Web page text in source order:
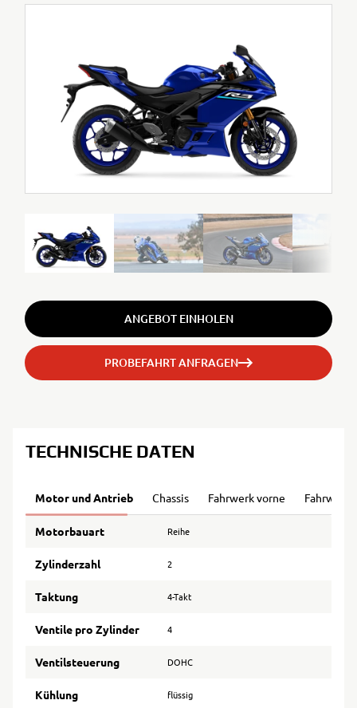
ANGEBOT EINHOLEN
PROBEFAHRT ANFRAGEN
TECHNISCHE DATEN
Motor und Antrieb Chassis Fahrwerk vorne Fahrwerk
Motorbauart Reihe
Zylinderzahl 2
Taktung 4-Takt
Ventile pro Zylinder 4
Ventilsteuerung DOHC
Kühlung flüssig